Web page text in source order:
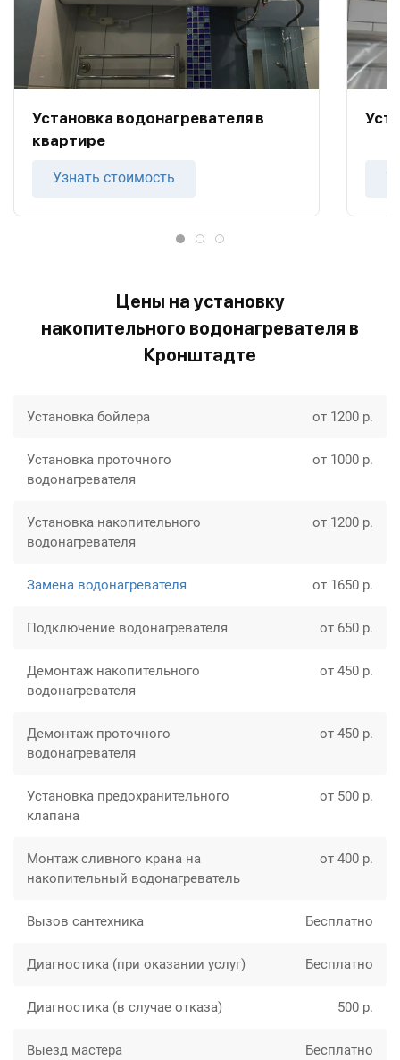
Установка водонагревателя в
квартире
Узнать стоимость
Цены на установку
накопительного водонагревателя в
Кронштадте
Установка бойлера от 1200 р.
Установка проточного
водонагревателя
от 1000 р.
Установка накопительного
водонагревателя
от 1200 р.
Замена водонагревателя от 1650 р.
Подключение водонагревателя от 650 р.
Демонтаж накопительного
водонагревателя
от 450 р.
Демонтаж проточного
водонагревателя
от 450 р.
Установка предохранительного
клапана
от 500 р.
Монтаж сливного крана на
накопительный водонагреватель
от 400 р.
Вызов сантехника Бесплатно
Диагностика (при оказании услуг) Бесплатно
Диагностика (в случае отказа) 500 р.
Выезд мастера Бесплатно